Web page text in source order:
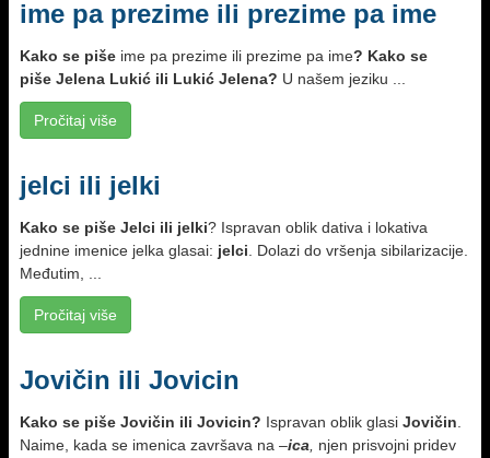
ime pa prezime ili prezime pa ime
Kako se piše ime pa prezime ili prezime pa ime? Kako se
piše Jelena Lukić ili Lukić Jelena? U našem jeziku ...
Pročitaj više
jelci ili jelki
Kako se piše Jelci ili jelki? Ispravan oblik dativa i lokativa
jednine imenice jelka glasai: jelci . Dolazi do vršenja sibilarizacije.
Međutim, ...
Pročitaj više
Jovičin ili Jovicin
Kako se piše Jovičin ili Jovicin? Ispravan oblik glasi Jovičin
Naime, kada se imenica završava na –ica
njen prisvojni pridev